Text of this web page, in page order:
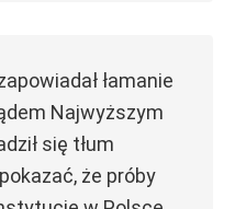
łamanie
Najwyższym
się tłum
że próby